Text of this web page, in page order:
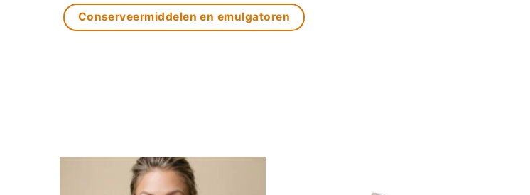
Conserveermiddelen en emulgatoren